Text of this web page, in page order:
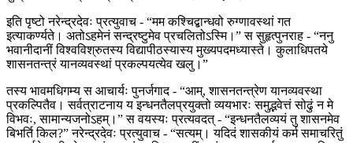
इति पृष्टो नरेन्द्रदेवः प्रत्युवाच - “मम कश्चिद्बान्धवो रुग्णावस्थां गत
इत्याकर्ण्यते। अतोऽहमेनं सन्द्रष्टुमेव प्रचलितोऽस्मि।” स सुहृत्पुनराह - “ननु
भवानीदानीं विश्वविश्रुतस्य विद्यापीठस्यास्य मुख्यपदमध्यास्ते। कुलाधिपतये
शासनतन्त्रं यानव्यवस्थां प्रकल्पयत्येव खलु।”
तस्य भावमधिगम्य स आचार्यः पुनर्जगाद - “आम्, शासनतन्त्रेण यानव्यवस्था
प्रकल्पितैव। सर्वत्राटनाय य इन्धनतैलप्रयुक्तो व्ययभारः समुद्भवेत्तं सोढुं न मे
विभवः, सामान्यजनोऽहम्।” स वयस्यः प्रत्यवदत् - “इन्धनतैलव्ययं तु शासनमेव
बिभर्ति किल?” नरेन्द्रदेवः प्रत्युवाच - “सत्यम्। यदिदं शासकीयं कर्म समाचरितुं